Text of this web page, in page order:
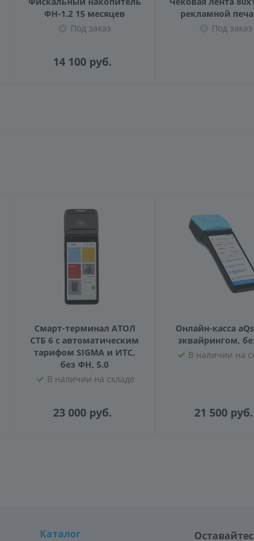
ФН-1.2 15 месяцев
Под заказ
14 100 руб.
рекламной
Под заказ
Смарт-терминал АТОЛ
СТБ 6 с автоматическим
тарифом SIGMA и ИТС,
без ФН, 5.0
В наличии на складе
23 000 руб.
Онлайн-касса
эквайрингом,
В наличии на
21 500 руб.
Каталог